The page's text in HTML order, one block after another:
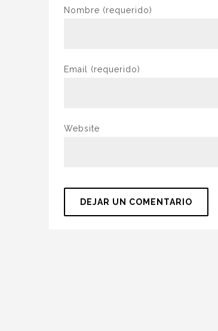
Nombre (requerido)
Email (requerido)
Website